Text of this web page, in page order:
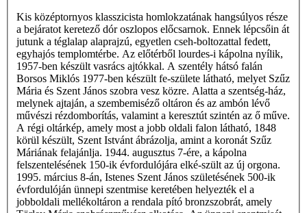
Kis középtornyos klasszicista homlokzatának hangsúlyos része
a bejáratot keretező dór oszlopos előcsarnok. Ennek lépcsőin át
jutunk a téglalap alaprajzú, egyetlen cseh-boltozattal fedett,
egyhajós templomtérbe. Az előtérből lourdes-i kápolna nyílik,
1957-ben készült vasrács ajtókkal. A szentély hátsó falán
Borsos Miklós 1977-ben készült fe-születe látható, melyet Szűz
Mária és Szent János szobra vesz közre. Alatta a szentség-ház,
melynek ajtaján, a szembemiséző oltáron és az ambón lévő
művészi rézdomborítás, valamint a keresztút szintén az ő műve.
A régi oltárkép, amely most a jobb oldali falon látható, 1848
körül készült, Szent Istvánt ábrázolja, amint a koronát Szűz
Máriának felajánlja. 1944. augusztus 7-ére, a kápolna
felszentelésének 150-ik évfordulójára elké-szült az új orgona.
1995. március 8-án, Istenes Szent János születésének 500-ik
évfordulóján ünnepi szentmise keretében helyezték el a
jobboldali mellékoltáron a rendala­ pító bronzszobrát, amely